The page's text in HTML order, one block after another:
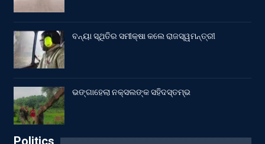
ବନ୍ୟା ସ୍ଥିତିର ସମୀକ୍ଷା କଲେ ରାଜସ୍ୱମନ୍ତ୍ରୀ
ଭଙ୍ଗାହେଲା ନକ୍ସଲଙ୍କ ସହିଦସ୍ତମ୍ଭ